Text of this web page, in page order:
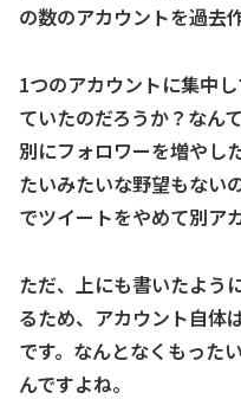
の数のアカウントを過去
1つのアカウントに集中
ていたのだろうか？なん
別にフォロワーを増やし
たいみたいな野望もない
でツイートをやめて別ア
ただ、上にも書いたよう
るため、アカウント自体
です。なんとなくもった
んですよね。